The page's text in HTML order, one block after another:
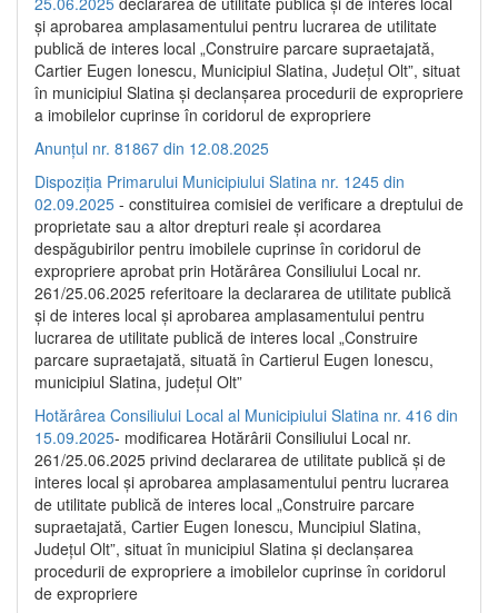
și aprobarea amplasamentului pentru lucrarea de utilitate
publică de interes local „Construire parcare supraetajată,
Cartier Eugen Ionescu, Municipiul Slatina, Județul Olt”, situat
în municipiul Slatina și declanșarea procedurii de expropriere
a imobilelor cuprinse în coridorul de expropriere
Anunțul nr. 81867 din 12.08.2025
Dispoziția Primarului Municipiului Slatina nr. 1245 din
02.09.2025 - constituirea comisiei de verificare a dreptului de
proprietate sau a altor drepturi reale și acordarea
despăgubirilor pentru imobilele cuprinse în coridorul de
expropriere aprobat prin Hotărârea Consiliului Local nr.
261/25.06.2025 referitoare la declararea de utilitate publică
și de interes local și aprobarea amplasamentului pentru
lucrarea de utilitate publică de interes local „Construire
parcare supraetajată, situată în Cartierul Eugen Ionescu,
municipiul Slatina, județul Olt”
Hotărârea Consiliului Local al Municipiului Slatina nr. 416 din
15.09.2025- modificarea Hotărârii Consiliului Local nr.
261/25.06.2025 privind declararea de utilitate publică și de
interes local și aprobarea amplasamentului pentru lucrarea
de utilitate publică de interes local „Construire parcare
supraetajată, Cartier Eugen Ionescu, Muncipiul Slatina,
Județul Olt”, situat în municipiul Slatina și declanșarea
procedurii de expropriere a imobilelor cuprinse în coridorul
de expropriere